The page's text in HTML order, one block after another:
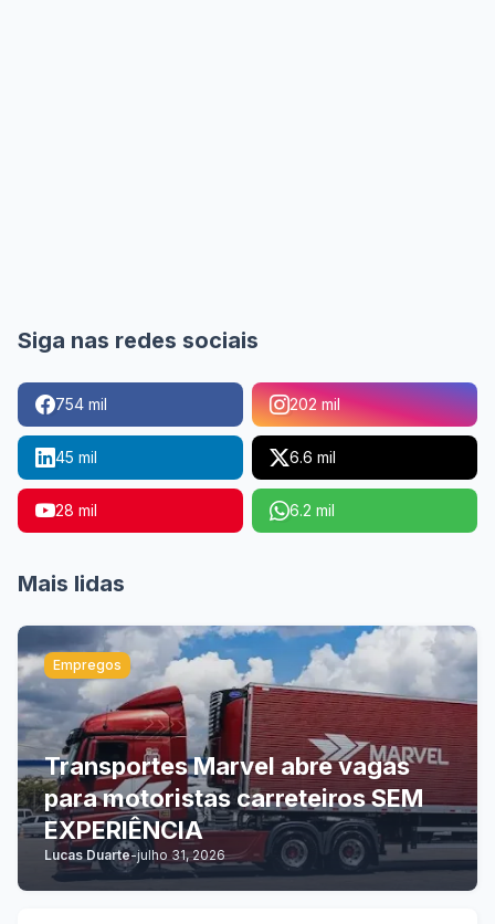
Siga nas redes sociais
754 mil 202 mil
45 mil 6.6 mil
28 mil 6.2 mil
Mais lidas
Empregos
Transportes Marvel abre vagas
para motoristas carreteiros SEM
EXPERIÊNCIA
Lucas Duarte-julho 31, 2026